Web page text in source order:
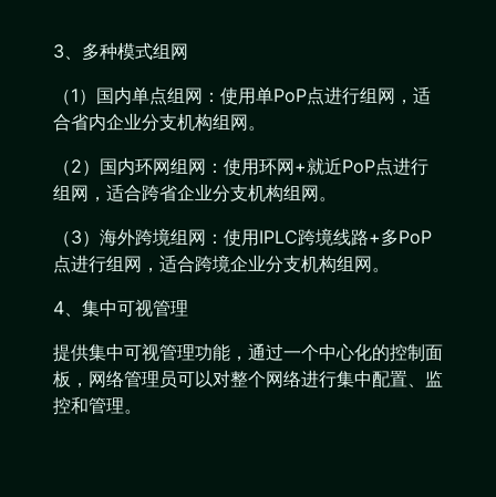
3、多种模式组网
（1）国内单点组网：使用单PoP点进行组网，适
合省内企业分支机构组网。
（2）国内环网组网：使用环网+就近PoP点进行
组网，适合跨省企业分支机构组网。
（3）海外跨境组网：使用IPLC跨境线路+多PoP
点进行组网，适合跨境企业分支机构组网。
4、集中可视管理
提供集中可视管理功能，通过一个中心化的控制面
板，网络管理员可以对整个网络进行集中配置、监
控和管理。